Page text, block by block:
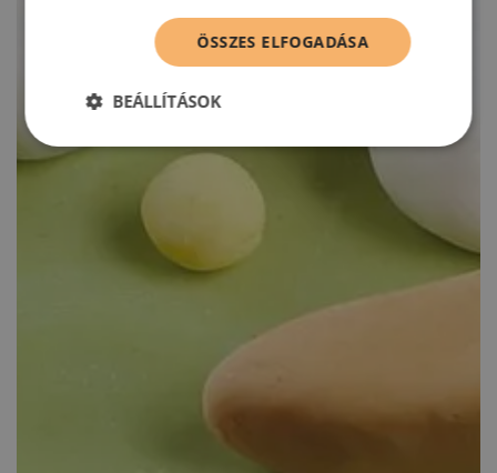
ÖSSZES ELFOGADÁSA
BEÁLLÍTÁSOK